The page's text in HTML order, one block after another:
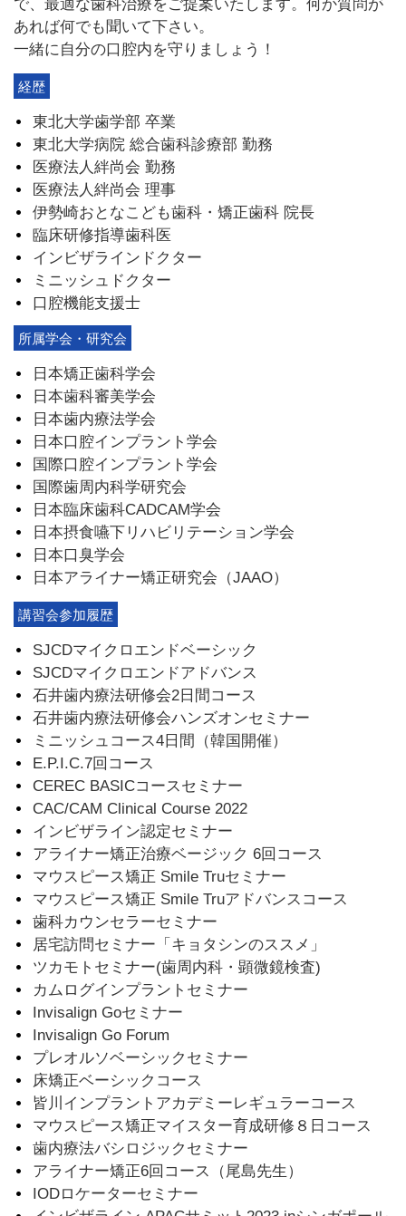
で、最適な歯科治療をご提案いたします。何か質問が
あれば何でも聞いて下さい。
一緒に自分の口腔内を守りましょう！
経歴
東北大学歯学部 卒業
東北大学病院 総合歯科診療部 勤務
医療法人絆尚会 勤務
医療法人絆尚会 理事
伊勢崎おとなこども歯科・矯正歯科 院長
臨床研修指導歯科医
インビザラインドクター
ミニッシュドクター
口腔機能支援士
所属学会・研究会
日本矯正歯科学会
日本歯科審美学会
日本歯内療法学会
日本口腔インプラント学会
国際口腔インプラント学会
国際歯周内科学研究会
日本臨床歯科CADCAM学会
日本摂食嚥下リハビリテーション学会
日本口臭学会
日本アライナー矯正研究会（JAAO）
講習会参加履歴
SJCDマイクロエンドベーシック
SJCDマイクロエンドアドバンス
石井歯内療法研修会2日間コース
石井歯内療法研修会ハンズオンセミナー
ミニッシュコース4日間（韓国開催）
E.P.I.C.7回コース
CEREC BASICコースセミナー
CAC/CAM Clinical Course 2022
インビザライン認定セミナー
アライナー矯正治療ベージック 6回コース
マウスピース矯正 Smile Truセミナー
マウスピース矯正 Smile Truアドバンスコース
歯科カウンセラーセミナー
居宅訪問セミナー「キョタシンのススメ」
ツカモトセミナー(歯周内科・顕微鏡検査)
カムログインプラントセミナー
Invisalign Goセミナー
Invisalign Go Forum
プレオルソベーシックセミナー
床矯正ベーシックコース
皆川インプラントアカデミーレギュラーコース
マウスピース矯正マイスター育成研修８日コース
歯内療法バシロジックセミナー
アライナー矯正6回コース（尾島先生）
IODロケーターセミナー